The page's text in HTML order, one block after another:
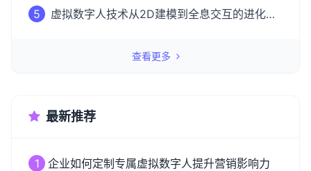
5
虚拟数字人技术从2D建模到全息交互的进化之
查看更多
最新推荐
1
企业如何定制专属虚拟数字人提升营销影响力